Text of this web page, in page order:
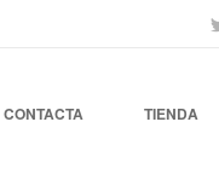
CONTACTA TIENDA